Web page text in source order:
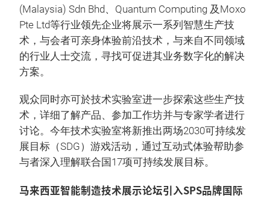
(Malaysia) Sdn Bhd、Quantum Computing 及Moxo
Pte Ltd等行业领先企业将展示一系列智慧生产技
术，与会者可亲身体验前沿技术，与来自不同领域
的行业人士交流，寻找可促进其业务数字化的解决
方案。
观众同时亦可於技术实验室进一步探索这些生产技
术，详细了解产品、参加工作坊并与专家学者进行
讨论。今年技术实验室将新推出两场2030可持续发
展目标（SDG）游戏活动，通过互动式体验帮助参
与者深入理解联合国17项可持续发展目标。
马来西亚智能制造技术展示论坛引入SPS品牌国际